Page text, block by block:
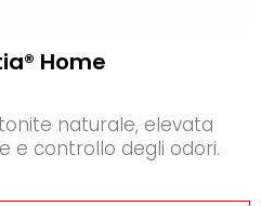
Home
naturale, elevata
e controllo degli odori.